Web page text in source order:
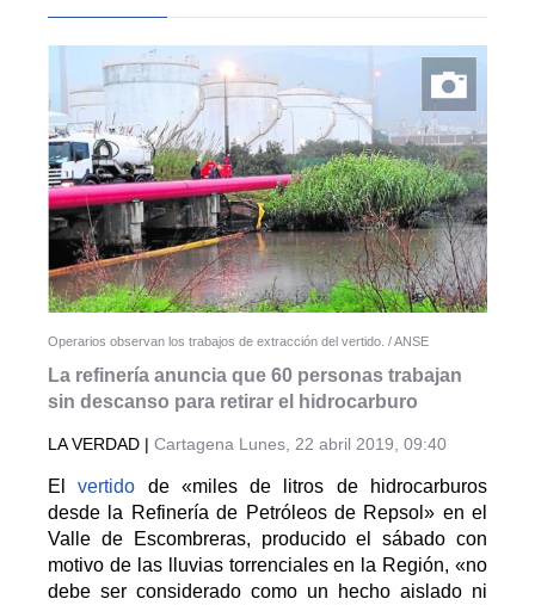
Operarios observan los trabajos de extracción del vertido. /ANSE
La refinería anuncia que 60 personas trabajan
sin descanso para retirar el hidrocarburo
LA VERDAD | Cartagena Lunes, 22 abril 2019, 09:40
Elvertido de «miles de litros de hidrocarburos
desde la Refinería de Petróleos de Repsol» en el
Valle de Escombreras, producido el sábado con
motivo de las lluvias torrenciales en la Región, «no
debe ser considerado como un hecho aislado ni